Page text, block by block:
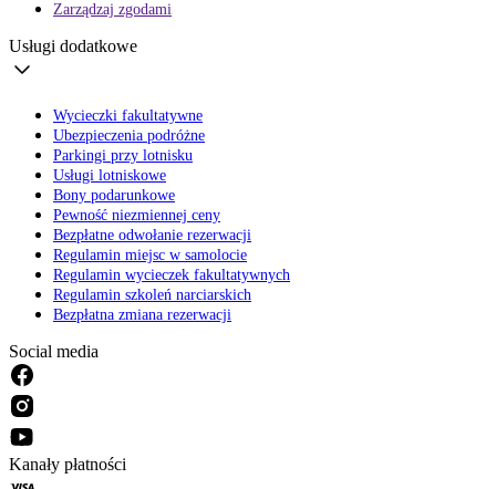
Zarządzaj zgodami
Usługi dodatkowe
Wycieczki fakultatywne
Ubezpieczenia podróżne
Parkingi przy lotnisku
Usługi lotniskowe
Bony podarunkowe
Pewność niezmiennej ceny
Bezpłatne odwołanie rezerwacji
Regulamin miejsc w samolocie
Regulamin wycieczek fakultatywnych
Regulamin szkoleń narciarskich
Bezpłatna zmiana rezerwacji
Social media
Kanały płatności